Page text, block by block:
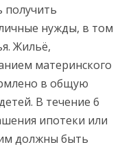
получить
нужды, в том
Жильё,
материнского
в общую
В течение 6
ипотеки или
должны быть